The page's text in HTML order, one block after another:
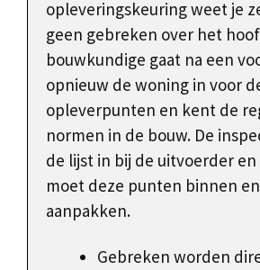
opleveringskeuring weet je
geen gebreken over het
bouwkundige gaat na een
opnieuw de woning in voor
opleverpunten en kent de
normen in de bouw. De
de lijst in bij de uitvoerder
moet deze punten binnen
aanpakken.
Gebreken worden